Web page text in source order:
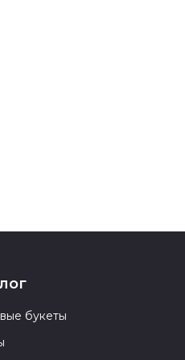
букеты